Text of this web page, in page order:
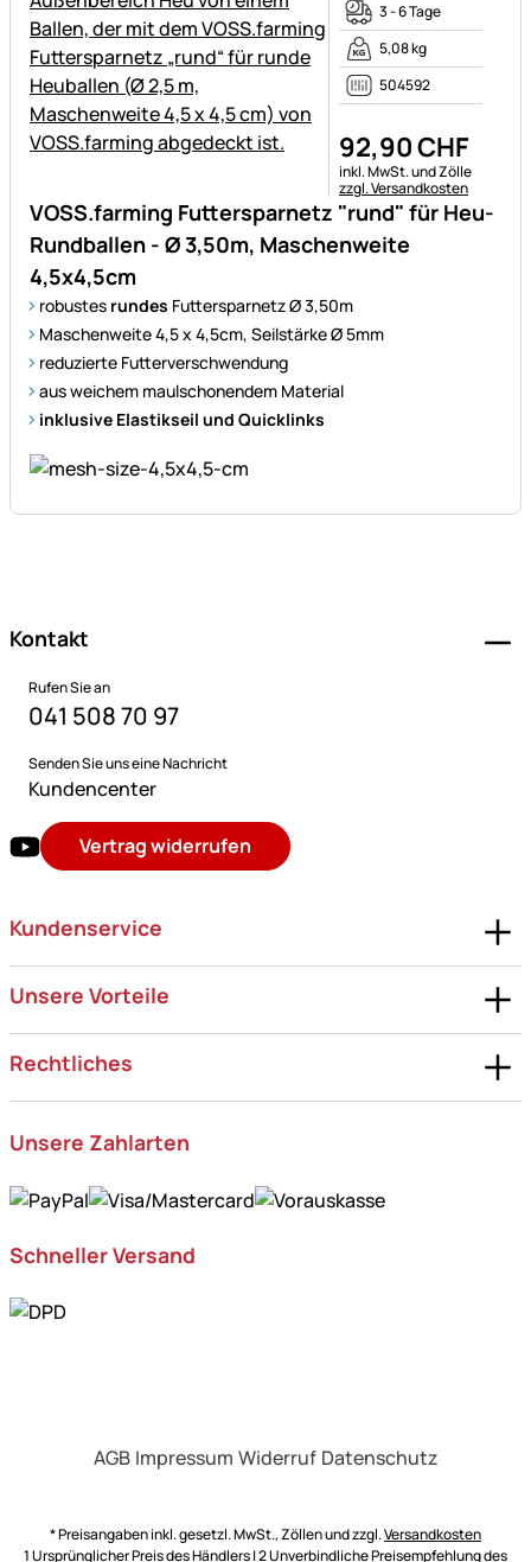
VOSS.farming Futtersparnetz "rund" für Heu-
Rundballen - Ø 3,50m, Maschenweite
4,5x4,5cm
robustes rundes Futtersparnetz Ø 3,50m
Maschenweite 4,5 x 4,5cm, Seilstärke Ø 5mm
reduzierte Futterverschwendung
aus weichem maulschonendem Material
inklusive Elastikseil und Quicklinks
3 - 6 Tage
5,08 kg
504592
92,90CHF
Steuerhinweis:
inkl. MwSt. und Zölle
zzgl. Versandkosten
Kontakt
Rufen Sie an
041 508 70 97
Senden Sie uns eine Nachricht
Kundencenter
Vertrag widerrufen
Kundenservice
Unsere Vorteile
Rechtliches
Unsere Zahlarten
Schneller Versand
AGB Impressum Widerruf Datenschutz
* Preisangaben inkl. gesetzl. MwSt., Zöllen und zzgl.Versandkosten
1 Ursprünglicher Preis des Händlers | 2 Unverbindliche Preisempfehlung des